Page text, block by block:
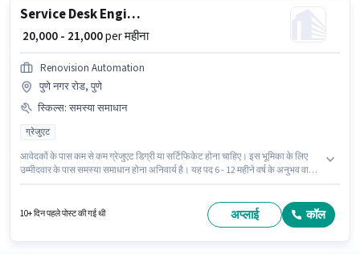
Service Desk Engineer
₹ 20,000 - 21,000per महीना
Renovision Automation
पुणे नगर रोड, पुणे
स्किल्स: समस्या समाधान
ग्रेजुएट
आवेदकों के पास कम से कम ग्रेजुएट डिग्री या सर्टिफिकेट होना चाहिए। इस भूमिका के लिए
उम्मीदवार के पास समस्या समाधान होना अनिवार्य है। यह पद 6 - 12 महीने वर्ष के अनुभव वाले
सॉफ्टवेयर / डेटा एनालिसिस श्रेणी में Service Desk Engineer के रूप में जुड़ें। इस भूमिका
10+ दिन पहले पोस्ट की गई थी अप्लाई कॉल